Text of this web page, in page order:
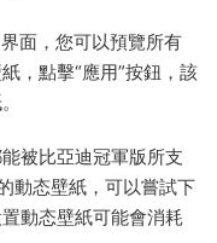
面，您可以預覽所有
，點擊“應用”按鈕，該
被比亞迪冠軍版所支
動态壁紙，可以嘗試下
動态壁紙可能會消耗